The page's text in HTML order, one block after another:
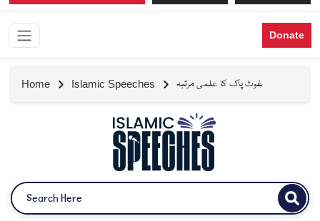
Donate
Home Islamic Speeches غوث پاک کا علمی مرتبہ